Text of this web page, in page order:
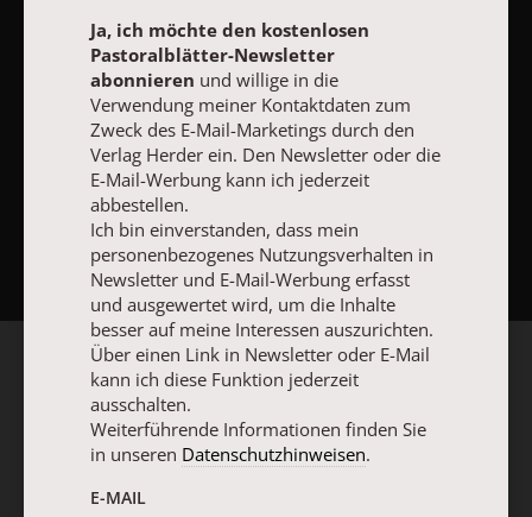
NACH OBEN
Ja, ich möchte den kostenlosen
Pastoralblätter-Newsletter
abonnieren und willige in die
Verwendung meiner Kontaktdaten zum
Zweck des E-Mail-Marketings durch den
Verlag Herder ein. Den Newsletter oder die
E-Mail-Werbung kann ich jederzeit
abbestellen.
Ich bin einverstanden, dass mein
personenbezogenes Nutzungsverhalten in
Newsletter und E-Mail-Werbung erfasst
und ausgewertet wird, um die Inhalte
besser auf meine Interessen auszurichten.
Über einen Link in Newsletter oder E-Mail
kann ich diese Funktion jederzeit
ausschalten.
Weiterführende Informationen finden Sie
in unseren Datenschutzhinweisen.
E-MAIL